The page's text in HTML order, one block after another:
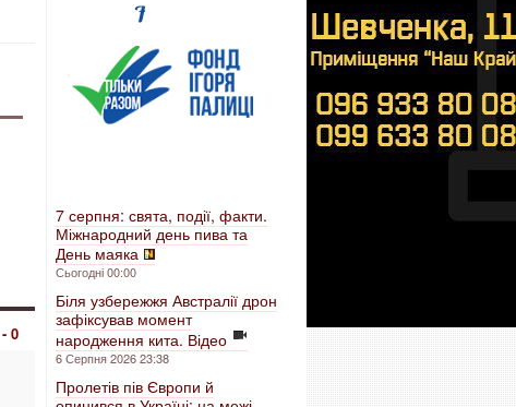
- 0
7 серпня: свята, події, факти.
Міжнародний день пива та
День маяка
Сьогодні 00:00
Біля узбережжя Австралії дрон
зафіксував момент
народження кита. Відео
6 Серпня 2026 23:38
Пролетів пів Європи й